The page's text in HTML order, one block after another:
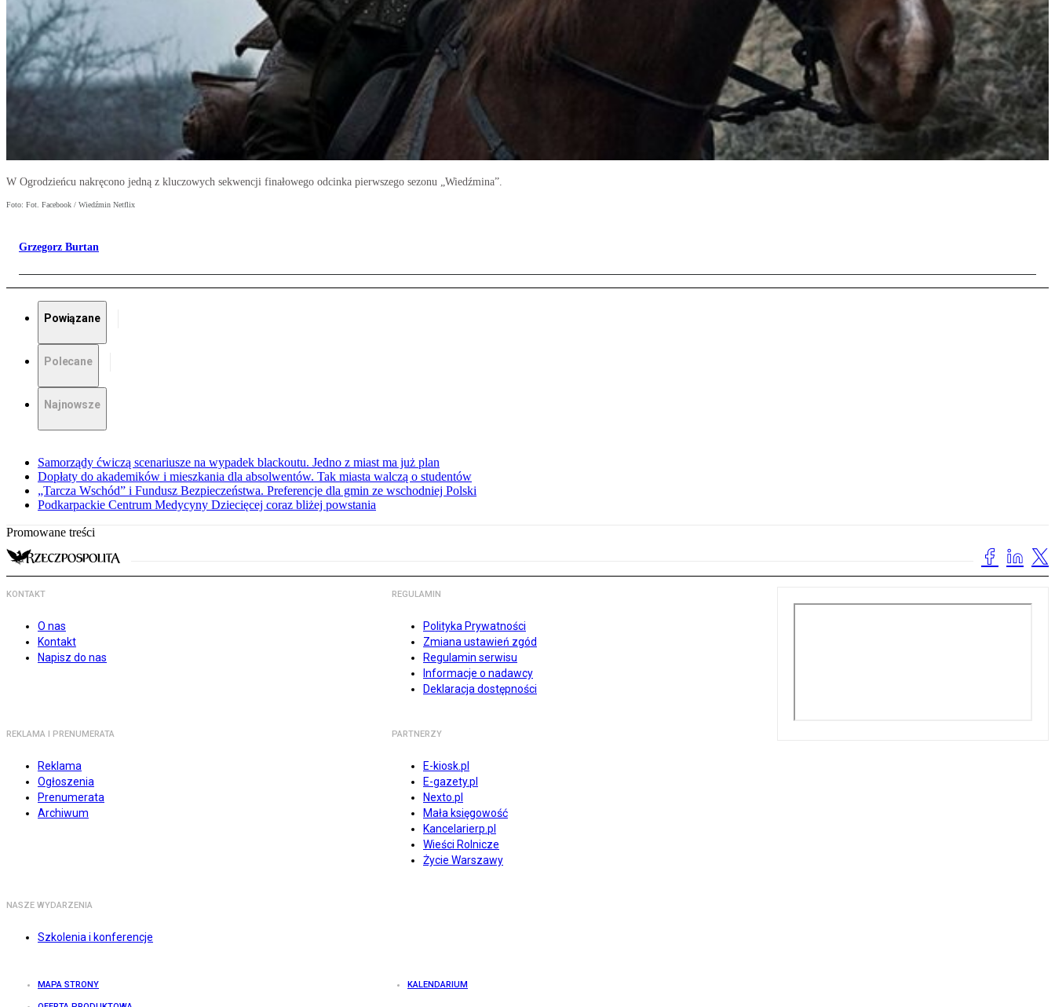
W Ogrodzieńcu nakręcono jedną z kluczowych sekwencji finałowego odcinka pierwszego sezonu „Wiedźmina”.
Foto: Fot. Facebook / Wiedźmin Netflix
Grzegorz Burtan
Powiązane
Polecane
Najnowsze
Samorządy ćwiczą scenariusze na wypadek blackoutu. Jedno z miast ma już plan
Dopłaty do akademików i mieszkania dla absolwentów. Tak miasta walczą o studentów
„Tarcza Wschód” i Fundusz Bezpieczeństwa. Preferencje dla gmin ze wschodniej Polski
Podkarpackie Centrum Medycyny Dziecięcej coraz bliżej powstania
Promowane treści
KONTAKT
O nas
Kontakt
Napisz do nas
REGULAMIN
Polityka Prywatności
Zmiana ustawień zgód
Regulamin serwisu
Informacje o nadawcy
Deklaracja dostępności
REKLAMA I PRENUMERATA
Reklama
Ogłoszenia
Prenumerata
Archiwum
PARTNERZY
E-kiosk.pl
E-gazety.pl
Nexto.pl
Mała księgowość
Kancelarierp.pl
Wieści Rolnicze
Życie Warszawy
NASZE WYDARZENIA
Szkolenia i konferencje
MAPA STRONY KALENDARIUM